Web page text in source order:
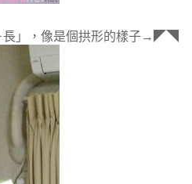
長」，像是個拱形的樣子→◤◥